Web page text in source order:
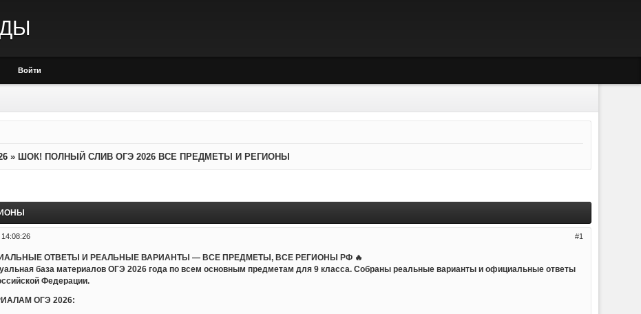
Войти
» ШОК! ПОЛНЫЙ СЛИВ ОГЭ 2026 ВСЕ ПРЕДМЕТЫ И РЕГИОНЫ
1
ОТВЕТЫ И РЕАЛЬНЫЕ ВАРИАНТЫ — ВСЕ ПРЕДМЕТЫ, ВСЕ РЕГИОНЫ РФ 🔥
база материалов ОГЭ 2026 года по всем основным предметам для 9 класса. Собраны реальные варианты и официальные ответы
Федерации.
ОГЭ 2026: